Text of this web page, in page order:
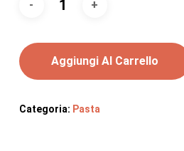
Aggiungi Al Carrello
Categoria: Pasta